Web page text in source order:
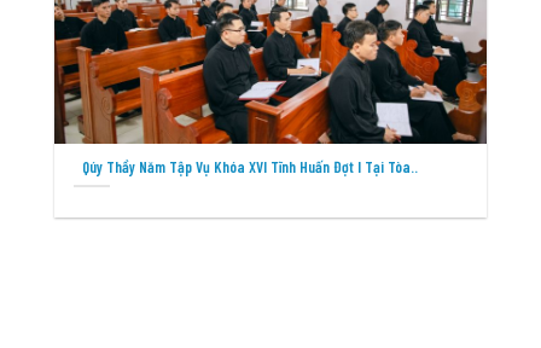
Qúy Thầy Năm Tập Vụ Khóa XVI Tĩnh Huấn Đợt I Tại Tòa..